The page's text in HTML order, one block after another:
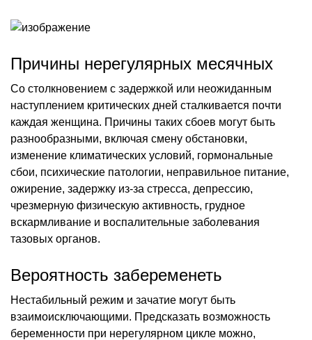
Причины нерегулярных месячных
Со столкновением с задержкой или неожиданным
наступлением критических дней сталкивается почти
каждая женщина. Причины таких сбоев могут быть
разнообразными, включая смену обстановки,
изменение климатических условий, гормональные
сбои, психические патологии, неправильное питание,
ожирение, задержку из-за стресса, депрессию,
чрезмерную физическую активность, грудное
вскармливание и воспалительные заболевания
тазовых органов.
Вероятность забеременеть
Нестабильный режим и зачатие могут быть
взаимоисключающими. Предсказать возможность
беременности при нерегулярном цикле можно,